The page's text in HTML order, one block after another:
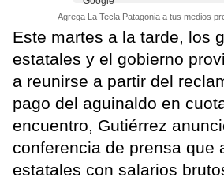
Agrega La Tecla Patagonia a tus medios
Este martes a la tarde, los
estatales y el gobierno
a reunirse a partir del
pago del aguinaldo en
encuentro, Gutiérrez
conferencia de prensa que
estatales con salarios